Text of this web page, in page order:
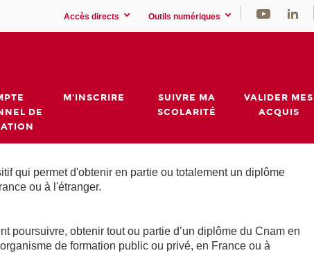
Accès directs Outils numériques
DE
M'INSCRIRE
SUIVRE MA
SCOLARITÉ
VALIDER MES
ACQUIS
qui permet d'obtenir en partie ou totalement un diplôme
ou à l'étranger.
poursuivre, obtenir tout ou partie d’un diplôme du Cnam en
de formation public ou privé, en France ou à